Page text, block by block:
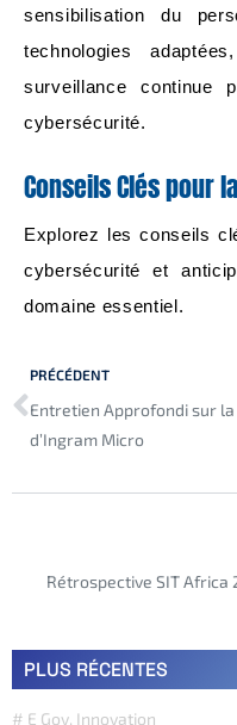
sensibilisation du
technologies
surveillance continue
cybersécurité.
Conseils Clés pour
Explorez les conseils
cybersécurité et
domaine essentiel.
PRÉCÉDENT
Entretien Approfondi sur
d’Ingram Micro
Rétrospective SIT Africa
PLUS RÉCENTES
# E Gov, Innovation